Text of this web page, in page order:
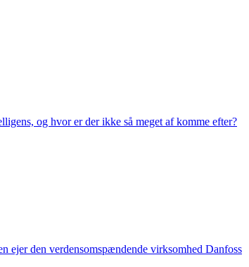
og hvor er der ikke så meget af komme efter?
ejer den verdensomspændende virksomhed Danfoss